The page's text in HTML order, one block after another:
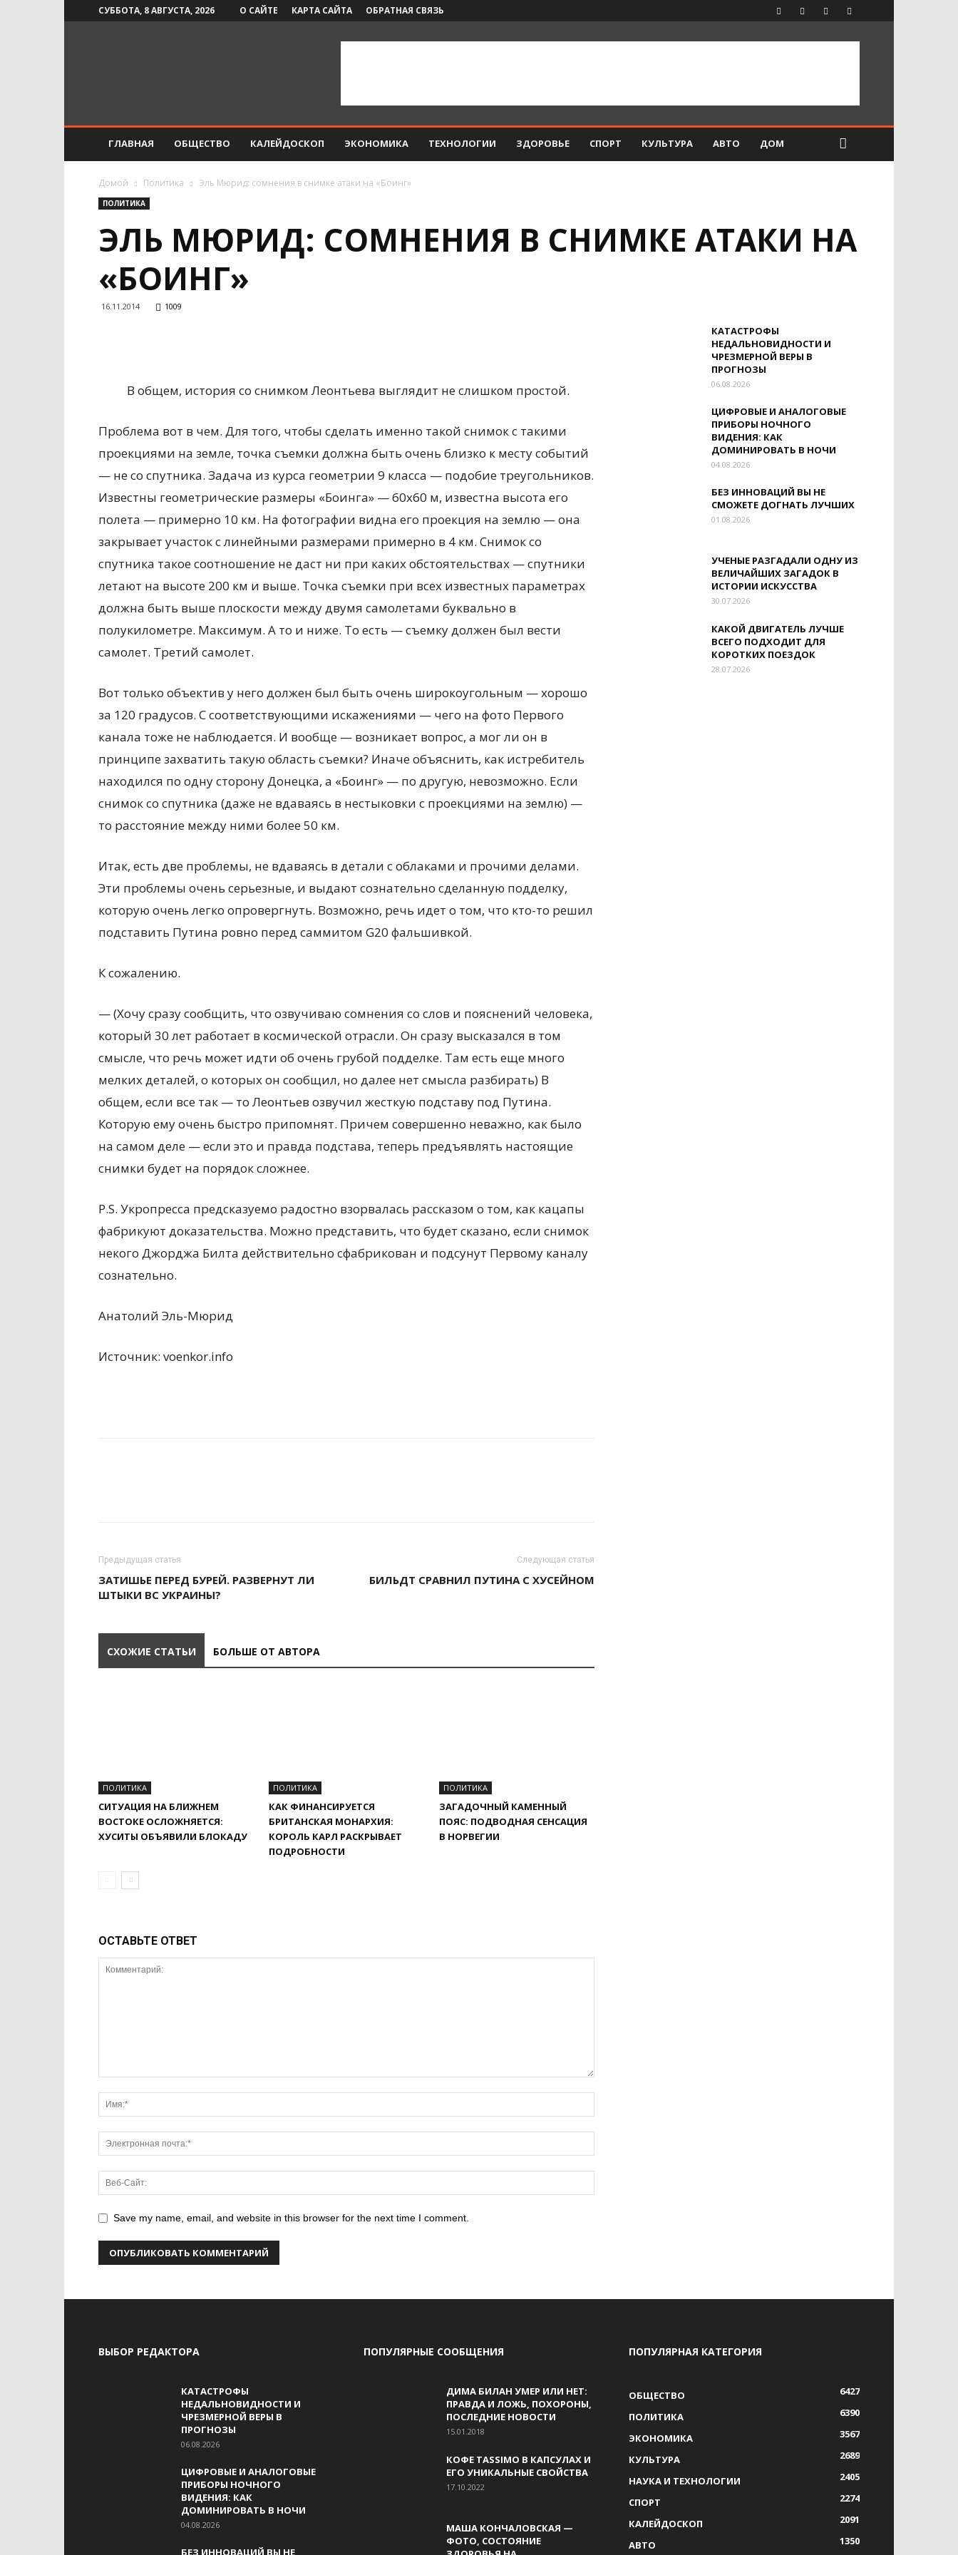
СУББОТА, 8 АВГУСТА, 2026 О САЙТЕ КАРТА САЙТА ОБРАТНАЯ СВЯЗЬ
ГЛАВНАЯ ОБЩЕСТВО КАЛЕЙДОСКОП ЭКОНОМИКА ТЕХНОЛОГИИ ЗДОРОВЬЕ СПОРТ КУЛЬТУРА АВТО ДОМ
Домой Политика Эль Мюрид: сомнения в снимке атаки на «Боинг»
ПОЛИТИКА
ЭЛЬ МЮРИД: СОМНЕНИЯ В СНИМКЕ АТАКИ НА
«БОИНГ»
16.11.2014 1009
В общем, история со снимком Леонтьева выглядит не слишком простой.
Проблема вот в чем. Для того, чтобы сделать именно такой снимок с такими
проекциями на земле, точка съемки должна быть очень близко к месту событий
— не со спутника. Задача из курса геометрии 9 класса — подобие треугольников.
Известны геометрические размеры «Боинга» — 60х60 м, известна высота его
полета — примерно 10 км. На фотографии видна его проекция на землю — она
закрывает участок с линейными размерами примерно в 4 км. Снимок со
спутника такое соотношение не даст ни при каких обстоятельствах — спутники
летают на высоте 200 км и выше. Точка съемки при всех известных параметрах
должна быть выше плоскости между двумя самолетами буквально в
полукилометре. Максимум. А то и ниже. То есть — съемку должен был вести
самолет. Третий самолет.
Вот только объектив у него должен был быть очень широкоугольным — хорошо
за 120 градусов. С соответствующими искажениями — чего на фото Первого
канала тоже не наблюдается. И вообще — возникает вопрос, а мог ли он в
принципе захватить такую область съемки? Иначе объяснить, как истребитель
находился по одну сторону Донецка, а «Боинг» — по другую, невозможно. Если
снимок со спутника (даже не вдаваясь в нестыковки с проекциями на землю) —
то расстояние между ними более 50 км.
Итак, есть две проблемы, не вдаваясь в детали с облаками и прочими делами.
Эти проблемы очень серьезные, и выдают сознательно сделанную подделку,
которую очень легко опровергнуть. Возможно, речь идет о том, что кто-то решил
подставить Путина ровно перед саммитом G20 фальшивкой.
К сожалению.
— (Хочу сразу сообщить, что озвучиваю сомнения со слов и пояснений человека,
который 30 лет работает в космической отрасли. Он сразу высказался в том
смысле, что речь может идти об очень грубой подделке. Там есть еще много
мелких деталей, о которых он сообщил, но далее нет смысла разбирать) В
общем, если все так — то Леонтьев озвучил жесткую подставу под Путина.
Которую ему очень быстро припомнят. Причем совершенно неважно, как было
на самом деле — если это и правда подстава, теперь предъявлять настоящие
снимки будет на порядок сложнее.
P.S. Укропресса предсказуемо радостно взорвалась рассказом о том, как кацапы
фабрикуют доказательства. Можно представить, что будет сказано, если снимок
некого Джорджа Билта действительно сфабрикован и подсунут Первому каналу
сознательно.
Анатолий Эль-Мюрид
Источник: voenkor.info
Предыдущая статья
ЗАТИШЬЕ ПЕРЕД БУРЕЙ. РАЗВЕРНУТ ЛИ
ШТЫКИ ВС УКРАИНЫ?
Следующая статья
БИЛЬДТ СРАВНИЛ ПУТИНА С ХУСЕЙНОМ
СХОЖИЕ СТАТЬИ БОЛЬШЕ ОТ АВТОРА
ПОЛИТИКА
СИТУАЦИЯ НА БЛИЖНЕМ
ВОСТОКЕ ОСЛОЖНЯЕТСЯ:
ХУСИТЫ ОБЪЯВИЛИ БЛОКАДУ
ПОЛИТИКА
КАК ФИНАНСИРУЕТСЯ
БРИТАНСКАЯ МОНАРХИЯ:
КОРОЛЬ КАРЛ РАСКРЫВАЕТ
ПОДРОБНОСТИ
ПОЛИТИКА
ЗАГАДОЧНЫЙ КАМЕННЫЙ
ПОЯС: ПОДВОДНАЯ СЕНСАЦИЯ
В НОРВЕГИИ
ОСТАВЬТЕ ОТВЕТ
Save my name, email, and website in this browser for the next time I comment.
КАТАСТРОФЫ
НЕДАЛЬНОВИДНОСТИ И
ЧРЕЗМЕРНОЙ ВЕРЫ В
ПРОГНОЗЫ
06.08.2026
ЦИФРОВЫЕ И АНАЛОГОВЫЕ
ПРИБОРЫ НОЧНОГО
ВИДЕНИЯ: КАК
ДОМИНИРОВАТЬ В НОЧИ
04.08.2026
БЕЗ ИННОВАЦИЙ ВЫ НЕ
СМОЖЕТЕ ДОГНАТЬ ЛУЧШИХ
01.08.2026
УЧЕНЫЕ РАЗГАДАЛИ ОДНУ ИЗ
ВЕЛИЧАЙШИХ ЗАГАДОК В
ИСТОРИИ ИСКУССТВА
30.07.2026
КАКОЙ ДВИГАТЕЛЬ ЛУЧШЕ
ВСЕГО ПОДХОДИТ ДЛЯ
КОРОТКИХ ПОЕЗДОК
28.07.2026
ВЫБОР РЕДАКТОРА
КАТАСТРОФЫ
НЕДАЛЬНОВИДНОСТИ И
ЧРЕЗМЕРНОЙ ВЕРЫ В
ПРОГНОЗЫ
06.08.2026
ЦИФРОВЫЕ И АНАЛОГОВЫЕ
ПРИБОРЫ НОЧНОГО
ВИДЕНИЯ: КАК
ДОМИНИРОВАТЬ В НОЧИ
04.08.2026
БЕЗ ИННОВАЦИЙ ВЫ НЕ
ПОПУЛЯРНЫЕ СООБЩЕНИЯ
ДИМА БИЛАН УМЕР ИЛИ НЕТ:
ПРАВДА И ЛОЖЬ, ПОХОРОНЫ,
ПОСЛЕДНИЕ НОВОСТИ
15.01.2018
КОФЕ TASSIMO В КАПСУЛАХ И
ЕГО УНИКАЛЬНЫЕ СВОЙСТВА
17.10.2022
МАША КОНЧАЛОВСКАЯ —
ФОТО, СОСТОЯНИЕ
ПОПУЛЯРНАЯ КАТЕГОРИЯ
ОБЩЕСТВО
6427
ПОЛИТИКА
6390
ЭКОНОМИКА
3567
КУЛЬТУРА
2689
НАУКА И ТЕХНОЛОГИИ
2405
СПОРТ
2274
КАЛЕЙДОСКОП
2091
АВТО
1350